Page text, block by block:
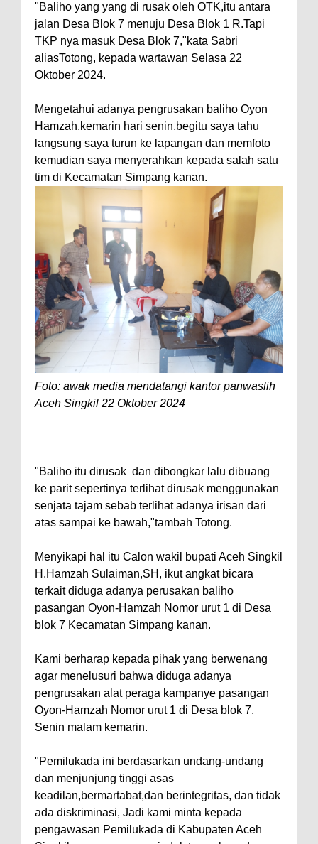
"Baliho yang yang di rusak oleh OTK,itu antara
jalan Desa Blok 7 menuju Desa Blok 1 R.Tapi
TKP nya masuk Desa Blok 7,"kata Sabri
aliasTotong, kepada wartawan Selasa 22
Oktober 2024.
Mengetahui adanya pengrusakan baliho Oyon
Hamzah,kemarin hari senin,begitu saya tahu
langsung saya turun ke lapangan dan memfoto
kemudian saya menyerahkan kepada salah satu
tim di Kecamatan Simpang kanan.
Foto: awak media mendatangi kantor panwaslih
Aceh Singkil 22 Oktober 2024
"Baliho itu dirusak dan dibongkar lalu dibuang
ke parit sepertinya terlihat dirusak menggunakan
senjata tajam sebab terlihat adanya irisan dari
atas sampai ke bawah,"tambah Totong.
Menyikapi hal itu Calon wakil bupati Aceh Singkil
H.Hamzah Sulaiman,SH, ikut angkat bicara
terkait diduga adanya perusakan baliho
pasangan Oyon-Hamzah Nomor urut 1 di Desa
blok 7 Kecamatan Simpang kanan.
Kami berharap kepada pihak yang berwenang
agar menelusuri bahwa diduga adanya
pengrusakan alat peraga kampanye pasangan
Oyon-Hamzah Nomor urut 1 di Desa blok 7.
Senin malam kemarin.
"Pemilukada ini berdasarkan undang-undang
dan menjunjung tinggi asas
keadilan,bermartabat,dan berintegritas, dan tidak
ada diskriminasi, Jadi kami minta kepada
pengawasan Pemilukada di Kabupaten Aceh